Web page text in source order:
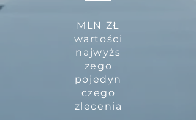
MLN ZŁ
wartości
najwyżs
zego
pojedyn
czego
zlecenia